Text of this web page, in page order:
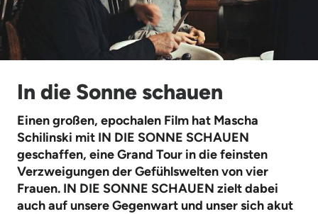
In die Sonne schauen
Einen großen, epochalen Film hat Mascha
Schilinski mit IN DIE SONNE SCHAUEN
geschaffen, eine Grand Tour in die feinsten
Verzweigungen der Gefühlswelten von vier
Frauen. IN DIE SONNE SCHAUEN zielt dabei
auch auf unsere Gegenwart und unser sich akut